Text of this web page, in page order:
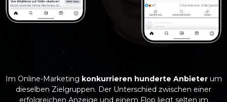
Im Online-Marketing konkurrieren hunderte Anbieterum
dieselben Zielgruppen. Der Unterschied zwischen einer
erfolgreichen Anzeige und einem Flop liegt selten im